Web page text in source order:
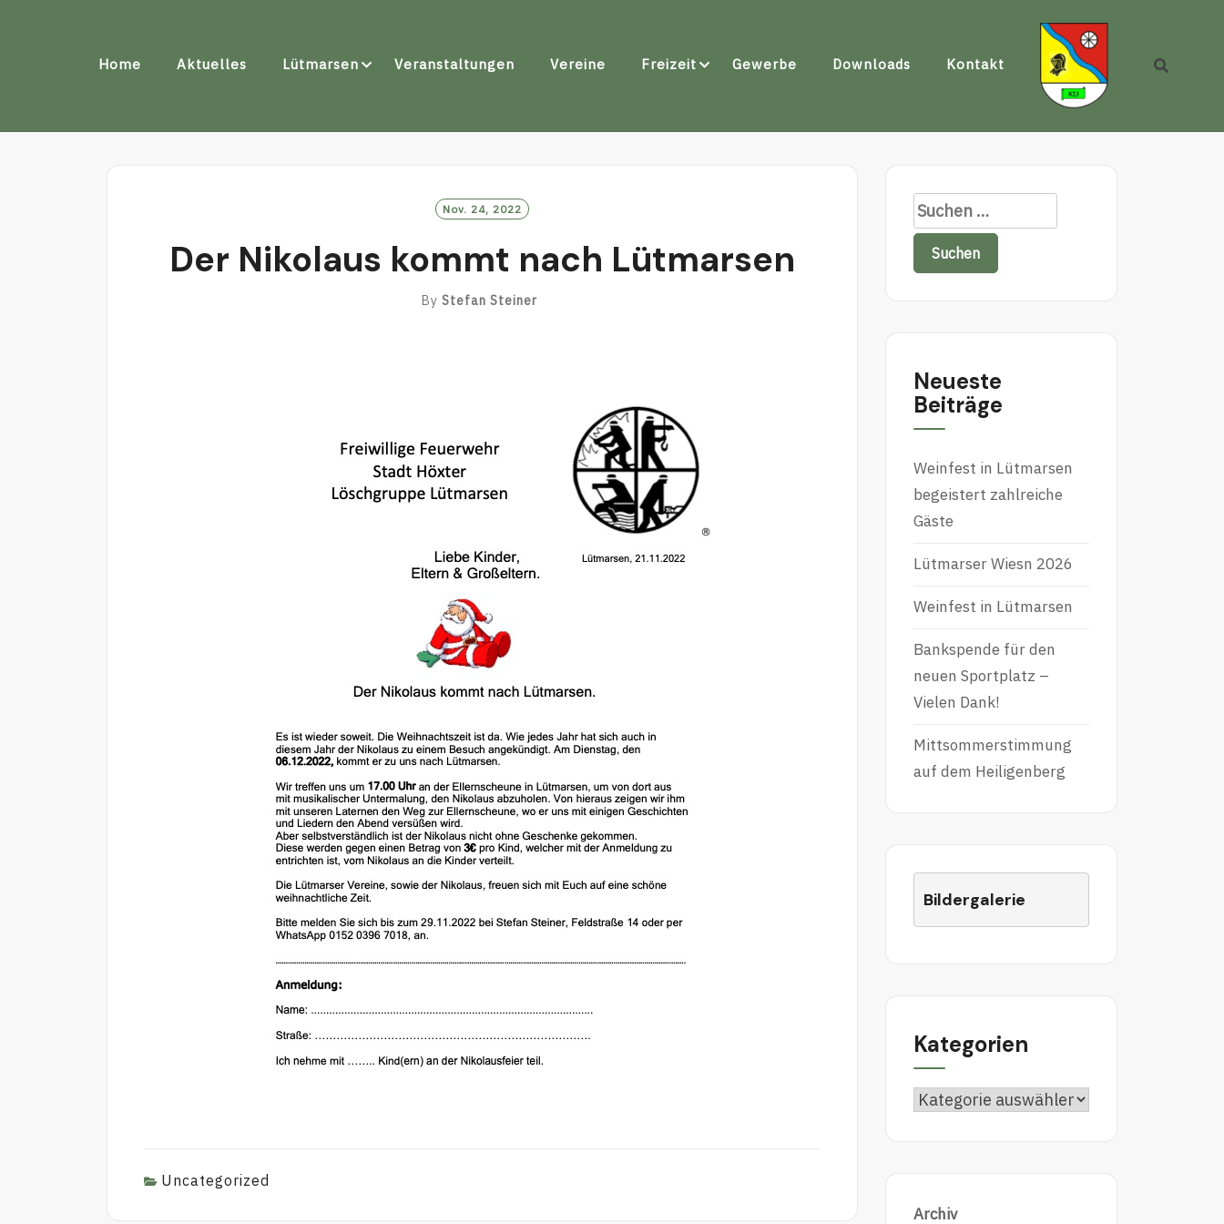
Home Aktuelles Lütmarsen Veranstaltungen Vereine Freizeit Gewerbe Downloads Kontakt
Nov. 24, 2022
Der Nikolaus kommt nach Lütmarsen
By Stefan Steiner
Uncategorized
Neueste
Beiträge
Weinfest in Lütmarsen
begeistert zahlreiche
Gäste
Lütmarser Wiesn 2026
Weinfest in Lütmarsen
Bankspende für den
neuen Sportplatz –
Vielen Dank!
Mittsommerstimmung
auf dem Heiligenberg
Bildergalerie
Kategorien
Archiv